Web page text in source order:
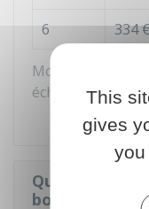
Montant de la
échelon
6 334
Quelles sont
bourse au
This
gives